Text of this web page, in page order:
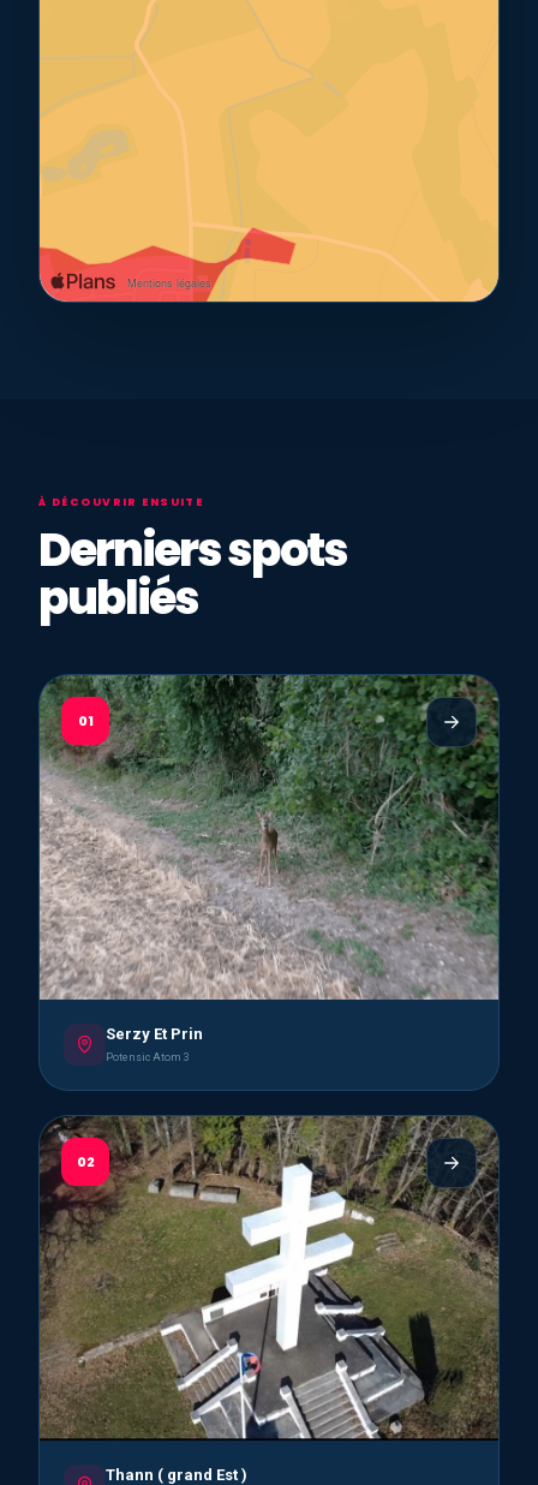
À DÉCOUVRIR ENSUITE
Derniers spots
publiés
01
Serzy Et Prin
Potensic Atom 3
02
Thann ( grand Est )